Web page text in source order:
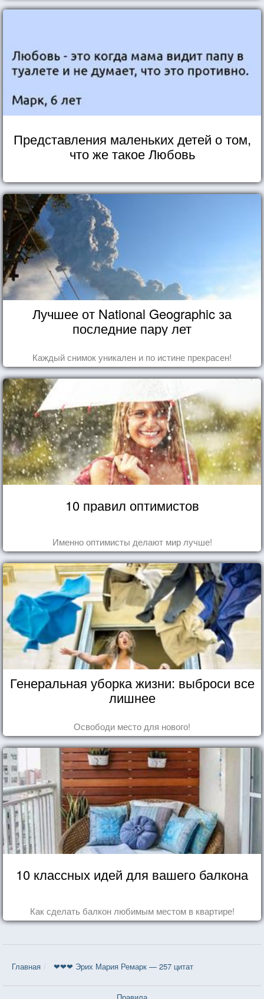
Представления маленьких детей о том,
что же такое Любовь
Лучшее от National Geographic за
последние пару лет
Каждый снимок уникален и по истине прекрасен!
10 правил оптимистов
Именно оптимисты делают мир лучше!
Генеральная уборка жизни: выброси все
лишнее
Освободи место для нового!
10 классных идей для вашего балкона
Как сделать балкон любимым местом в квартире!
Главная ❤❤❤ Эрих Мария Ремарк — 257 цитат